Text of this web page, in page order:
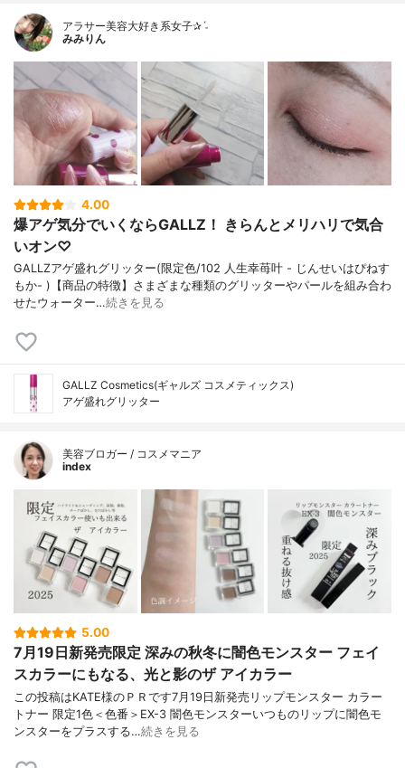
アラサー美容大好き系女子✰ˊ˗
みみりん
4.00
爆アゲ気分でいくならGALLZ！ きらんとメリハリで気合
いオン♡
GALLZアゲ盛れグリッター(限定色/102 人生幸苺叶 - じんせいはぴねす
もか- )【商品の特徴】さまざまな種類のグリッターやパールを組み合わ
せたウォーター…続きを見る
GALLZ Cosmetics(ギャルズ コスメティックス)
アゲ盛れグリッター
美容ブロガー / コスメマニア
index
5.00
7月19日新発売限定 深みの秋冬に闇色モンスター フェイ
スカラーにもなる、光と影のザ アイカラー
この投稿はKATE様のＰＲです7月19日新発売リップモンスター カラー
トナー 限定1色＜色番＞EX-3 闇色モンスターいつものリップに闇色モ
ンスターをプラスする…続きを見る